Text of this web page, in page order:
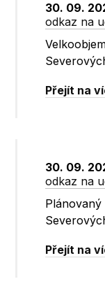
30. 09.
odkaz na
Přejít na
30. 09.
odkaz na
Plánovaný
Přejít na